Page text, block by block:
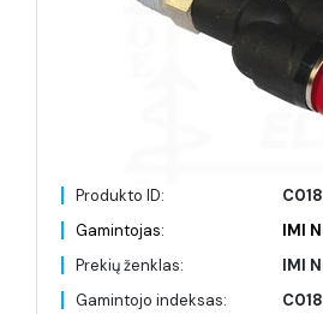
Produkto ID:
Gamintojas:
IMI
Prekių ženklas:
IMI
Gamintojo indeksas: